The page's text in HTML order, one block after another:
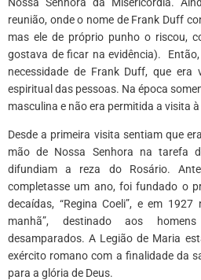
reunião, onde o nome de Frank Duff
mas ele de próprio punho o riscou,
gostava de ficar na evidência).
necessidade de Frank Duff, que era
espiritual das pessoas. Na época
masculina e não era permitida a visita
Desde a primeira visita sentiam que
mão de Nossa Senhora na tarefa
difundiam a reza do Rosário.
completasse um ano, foi fundado o
decaídas, “Regina Coeli”, e em
manhã”, destinado aos
desamparados. A Legião de Maria
exército romano com a finalidade da
para a glória de Deus.